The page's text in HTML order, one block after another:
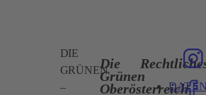
DIE
GRÜNEN
–
Die
Grünen
Oberösterreich